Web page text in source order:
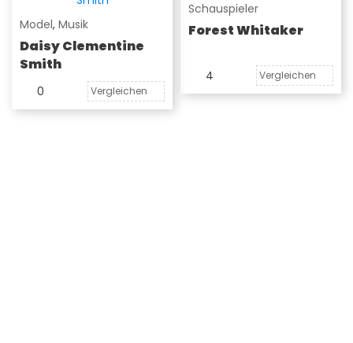
Model, Musik
Daisy Clementine
Smith
0 Vergleichen
Schauspieler
Forest Whitaker
4 Vergleichen